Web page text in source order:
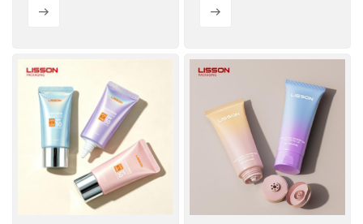
โลหะผสมสังกะสี